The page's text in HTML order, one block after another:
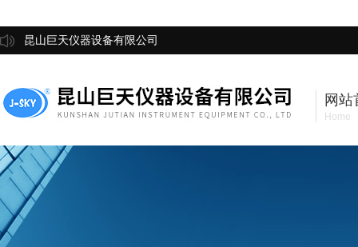
昆山巨天仪器设备有限公司
网站
Home